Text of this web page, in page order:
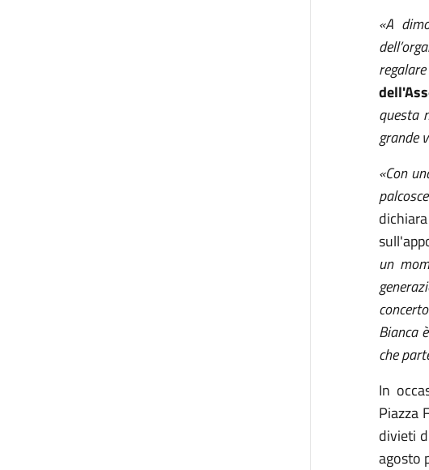
«A
questa
grande
«Con
dichiara
un
Bianca
che
In
Piazza
divieti
agosto